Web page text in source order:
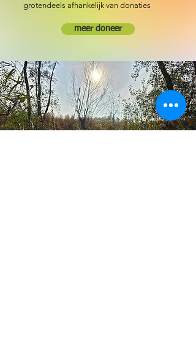
grotendeels afhankelijk van donaties
meer doneer